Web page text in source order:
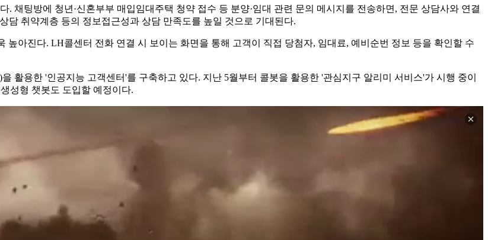
채팅방에 청년·신혼부부 매입임대주택 청약 접수 등 분양·임대 관련 문의 메시지를 전송하면, 전문 상담사와 연결
담 취약계층 등의 정보접근성과 상담 만족도를 높일 것으로 기대된다.
아진다. LH콜센터 전화 연결 시 보이는 화면을 통해 고객이 직접 당첨자, 임대료, 예비순번 정보 등을 확인할 수
활용한 '인공지능 고객센터'를 구축하고 있다. 지난 5월부터 콜봇을 활용한 '관심지구 알리미 서비스'가 시행 중이
성형 챗봇도 도입할 예정이다.